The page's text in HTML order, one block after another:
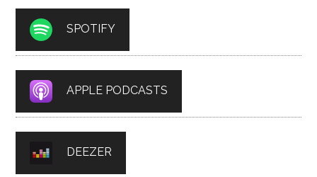
SPOTIFY
APPLE PODCASTS
DEEZER